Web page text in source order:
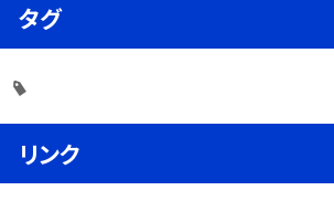
タグ
リンク